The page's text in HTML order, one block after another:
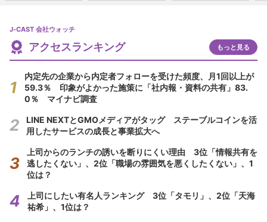
J-CAST 会社ウォッチ
アクセスランキング もっと見る
内定先の企業から内定者フォローを受けた頻度、月1回以上が
59.3％ 印象がよかった施策に「社内報・資料の共有」83.
0％ マイナビ調査
LINE NEXTとGMOメディアがタッグ ステーブルコインを活
用したサービスの成長と事業拡大へ
上司からのランチの誘いを断りにくい理由 3位「情報共有を
逃したくない」、2位「職場の雰囲気を悪くしたくない」、1
位は？
上司にしたい有名人ランキング 3位「タモリ」、2位「天海
祐希」、1位は？